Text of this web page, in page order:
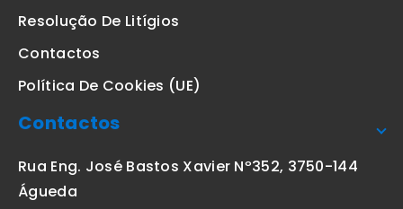
Resolução De Litígios
Contactos
Política De Cookies (UE)
Contactos
Rua Eng. José Bastos Xavier Nº352, 3750-144
Águeda